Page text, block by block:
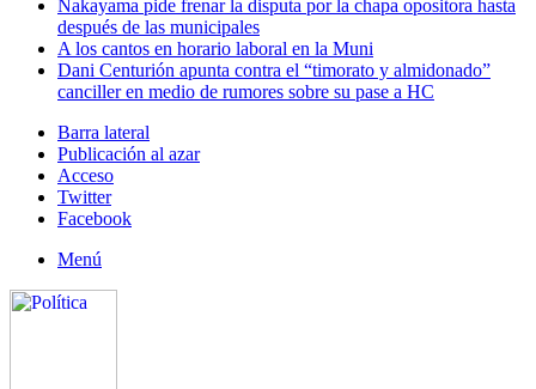
Nakayama pide frenar la disputa por la chapa opositora hasta
después de las municipales
A los cantos en horario laboral en la Muni
Dani Centurión apunta contra el “timorato y almidonado”
canciller en medio de rumores sobre su pase a HC
Barra lateral
Publicación al azar
Acceso
Twitter
Facebook
Menú